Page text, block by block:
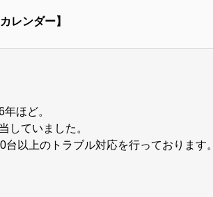
レンダー】
ほど。
していました。
以上のトラブル対応を行っております。